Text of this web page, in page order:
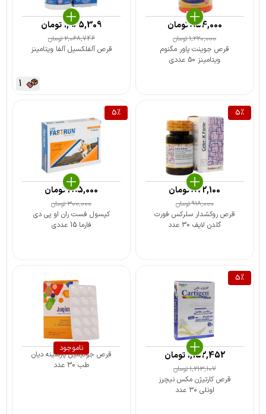
قرص جوینت پاور مگنوم
ویتامینز 50 عددی
1,220,000تومان
854,000تومان
قرص آلفلکسیل آلفا ویتامینز
2,068,746تومان
1,965,309تومان
1
5%
قرص روکشدار سلرکس فورت
گلدن لایف 30 عدد
918,000تومان
872,100تومان
5%
کپسول فست ران او پی دی
فارما 15 عددی
300,000تومان
285,000تومان
5%
قرص کارتیژن مکس نیچرز
اونلی ۳۰ عدد
1,213,107تومان
1,152,452تومان
ناموجود
قرص جوکیمین پارسینه دیان
طب 30 عدد